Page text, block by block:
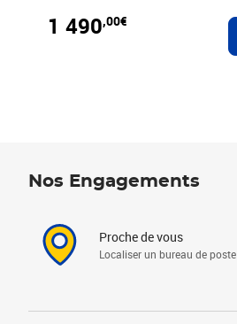
1 490,00€
Nos Engagements
Proche de vous
Localiser un bureau de poste